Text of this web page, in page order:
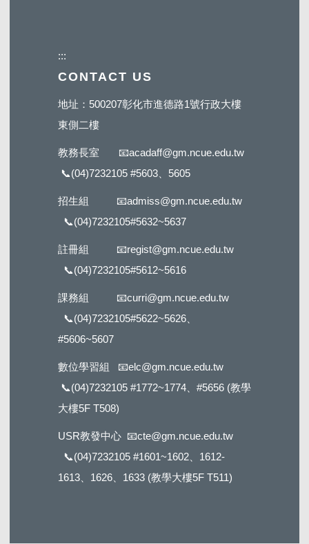
:::
CONTACT US
地址：500207彰化市進德路1號行政大樓
東側二樓
教務長室 📧acadaff@gm.ncue.edu.tw
📞(04)7232105 #5603 、5605
招生組 📧admiss@gm.ncue.edu.tw
📞(04)7232105#5632~5637
註冊組 📧regist@gm.ncue.edu.tw
📞(04)7232105#5612~5616
課務組 📧curri@gm.ncue.edu.tw
📞(04)7232105#5622~5626、
#5606~5607
數位學習組 📧elc@gm.ncue.edu.tw
📞(04)7232105 #1772~1774、#5656 (教學
大樓5F T508)
USR教發中心 📧cte@gm.ncue.edu.tw
📞(04)7232105 #1601~1602、1612-
1613、1626、1633 (教學大樓5F T511)